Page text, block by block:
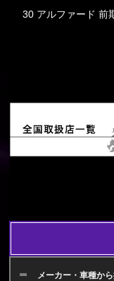
30 アルファード 前
メーカー・車種か